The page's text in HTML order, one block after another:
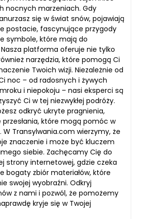
nocnych marzeniach. Gdy
się w świat snów, pojawiają
postacie, fascynujące przygody
symbole, które mają do
platforma oferuje nie tylko
narzędzia, które pomogą Ci
Twoich wizji. Niezależnie od
noc – od radosnych i żywych
i niepokoju – nasi eksperci są
Ci w tej niezwykłej podróży.
odkryć ukryte pragnienia,
przesłania, które mogą pomóc w
Transylwania.com wierzymy, że
znaczenie i może być kluczem
siebie. Zachęcamy Cię do
strony internetowej, gdzie czeka
bogaty zbiór materiałów, które
swojej wyobraźni. Odkryj
z nami i pozwól, że pomożemy
kryje się w Twojej